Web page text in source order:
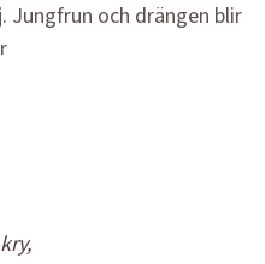
Jungfrun och drängen blir